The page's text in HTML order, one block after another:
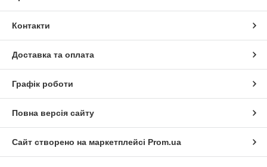
Контакти
Доставка та оплата
Графік роботи
Повна версія сайту
Сайт створено на маркетплейсі Prom.ua